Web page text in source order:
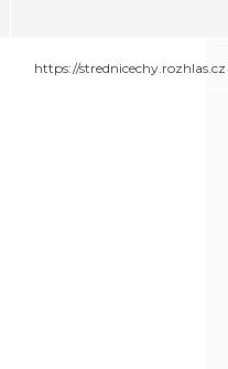
https://strednicechy.rozhlas.cz